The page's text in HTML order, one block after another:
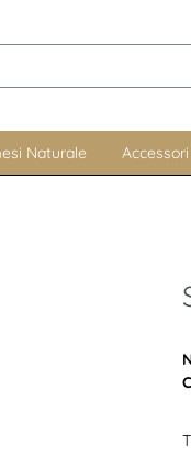
Naturale Accessori